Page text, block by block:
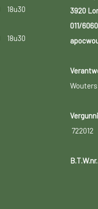
18u30
18u30
3920
011/
722012